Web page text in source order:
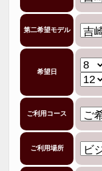
第二希望モデル
希望日
ご利用コース
ご利用場所